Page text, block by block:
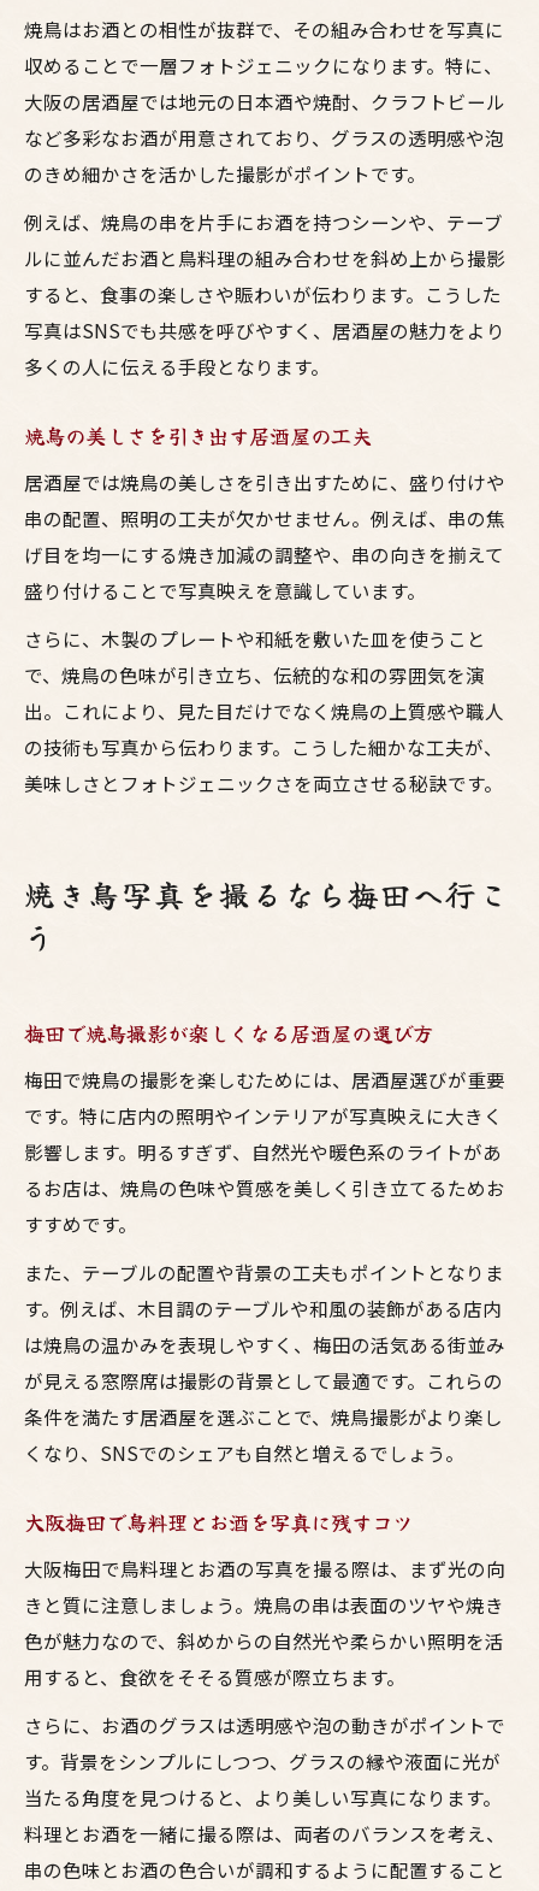
焼鳥はお酒との相性が抜群で、その組み合わせを写真に
収めることで一層フォトジェニックになります。特に、
大阪の居酒屋では地元の日本酒や焼酎、クラフトビール
など多彩なお酒が用意されており、グラスの透明感や泡
のきめ細かさを活かした撮影がポイントです。
例えば、焼鳥の串を片手にお酒を持つシーンや、テーブ
ルに並んだお酒と鳥料理の組み合わせを斜め上から撮影
すると、食事の楽しさや賑わいが伝わります。こうした
写真はSNSでも共感を呼びやすく、居酒屋の魅力をより
多くの人に伝える手段となります。
焼鳥の美しさを引き出す居酒屋の工夫
居酒屋では焼鳥の美しさを引き出すために、盛り付けや
串の配置、照明の工夫が欠かせません。例えば、串の焦
げ目を均一にする焼き加減の調整や、串の向きを揃えて
盛り付けることで写真映えを意識しています。
さらに、木製のプレートや和紙を敷いた皿を使うこと
で、焼鳥の色味が引き立ち、伝統的な和の雰囲気を演
出。これにより、見た目だけでなく焼鳥の上質感や職人
の技術も写真から伝わります。こうした細かな工夫が、
美味しさとフォトジェニックさを両立させる秘訣です。
焼き鳥写真を撮るなら梅田へ行こ
う
梅田で焼鳥撮影が楽しくなる居酒屋の選び方
梅田で焼鳥の撮影を楽しむためには、居酒屋選びが重要
です。特に店内の照明やインテリアが写真映えに大きく
影響します。明るすぎず、自然光や暖色系のライトがあ
るお店は、焼鳥の色味や質感を美しく引き立てるためお
すすめです。
また、テーブルの配置や背景の工夫もポイントとなりま
す。例えば、木目調のテーブルや和風の装飾がある店内
は焼鳥の温かみを表現しやすく、梅田の活気ある街並み
が見える窓際席は撮影の背景として最適です。これらの
条件を満たす居酒屋を選ぶことで、焼鳥撮影がより楽し
くなり、SNSでのシェアも自然と増えるでしょう。
大阪梅田で鳥料理とお酒を写真に残すコツ
大阪梅田で鳥料理とお酒の写真を撮る際は、まず光の向
きと質に注意しましょう。焼鳥の串は表面のツヤや焼き
色が魅力なので、斜めからの自然光や柔らかい照明を活
用すると、食欲をそそる質感が際立ちます。
さらに、お酒のグラスは透明感や泡の動きがポイントで
す。背景をシンプルにしつつ、グラスの縁や液面に光が
当たる角度を見つけると、より美しい写真になります。
料理とお酒を一緒に撮る際は、両者のバランスを考え、
串の色味とお酒の色合いが調和するように配置すること